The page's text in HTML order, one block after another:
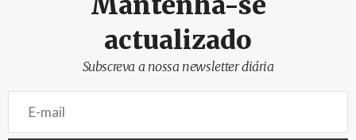
actualizado
Subscreva a nossa newsletter diária